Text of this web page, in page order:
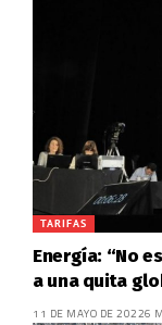
TARIFAS
Energía: “No
a una quita
11 DE MAYO DE 20226